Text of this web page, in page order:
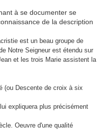
à se documenter se
de la description
est un beau groupe de
Notre Seigneur est étendu sur
et les trois Marie assistent la
(ou Descente de croix à six
expliquera plus précisément
Oeuvre d'une qualité